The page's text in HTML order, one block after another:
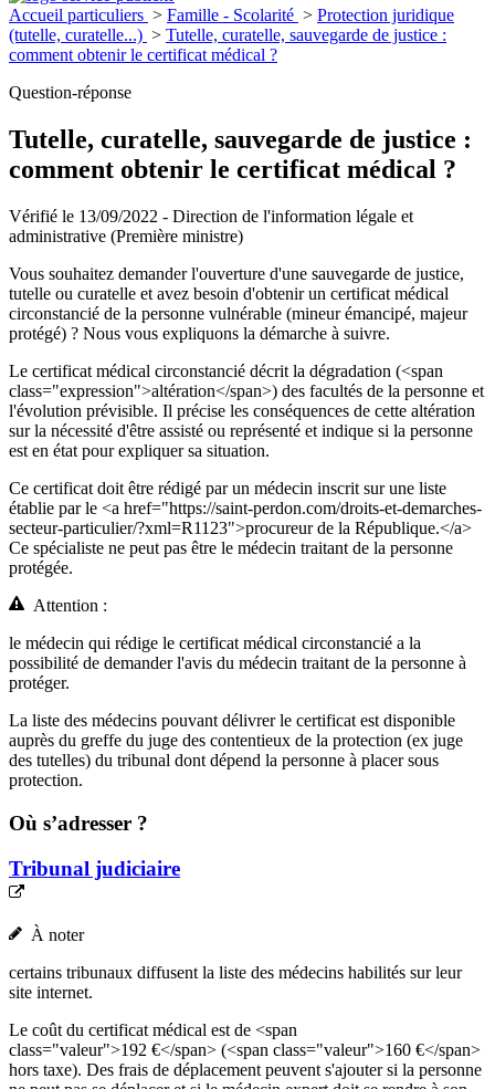
Accueil particuliers > Famille - Scolarité > Protection juridique
(tutelle, curatelle...) > Tutelle, curatelle, sauvegarde de justice :
comment obtenir le certificat médical ?
Question-réponse
Tutelle, curatelle, sauvegarde de justice :
comment obtenir le certificat médical ?
Vérifié le 13/09/2022 - Direction de l'information légale et
administrative (Première ministre)
Vous souhaitez demander l'ouverture d'une sauvegarde de justice,
tutelle ou curatelle et avez besoin d'obtenir un certificat médical
circonstancié de la personne vulnérable (mineur émancipé, majeur
protégé) ? Nous vous expliquons la démarche à suivre.
Le certificat médical circonstancié décrit la dégradation (<span
class="expression">altération</span>) des facultés de la personne et
l'évolution prévisible. Il précise les conséquences de cette altération
sur la nécessité d'être assisté ou représenté et indique si la personne
est en état pour expliquer sa situation.
Ce certificat doit être rédigé par un médecin inscrit sur une liste
établie par le <a href="https://saint-perdon.com/droits-et-demarches-
secteur-particulier/?xml=R1123">procureur de la République.</a>
Ce spécialiste ne peut pas être le médecin traitant de la personne
protégée.
Attention :
le médecin qui rédige le certificat médical circonstancié a la
possibilité de demander l'avis du médecin traitant de la personne à
protéger.
La liste des médecins pouvant délivrer le certificat est disponible
auprès du greffe du juge des contentieux de la protection (ex juge
des tutelles) du tribunal dont dépend la personne à placer sous
protection.
Où s’adresser ?
Tribunal judiciaire
À noter
certains tribunaux diffusent la liste des médecins habilités sur leur
site internet.
Le coût du certificat médical est de <span
class="valeur">192 €</span> (<span class="valeur">160 €</span>
hors taxe). Des frais de déplacement peuvent s'ajouter si la personne